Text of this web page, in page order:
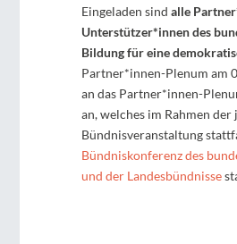
Eingeladen sind alle
Unterstützer*innen des
Bildung für eine
Partner*innen-Plenum am
an das Partner*innen-
an, welches im Rahmen
Bündnisveranstaltung
Bündniskonferenz des
und der Landesbündnisse